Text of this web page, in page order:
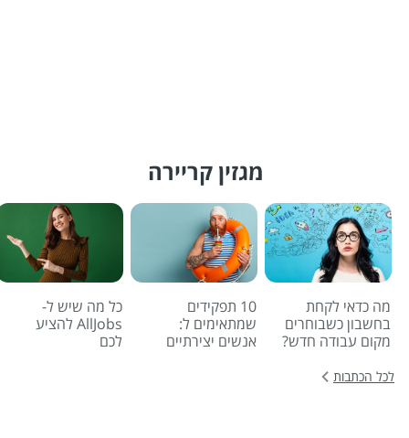
מגזין קריירה
מה כדאי לקחת
בחשבון כשבוחרים
מקום עבודה חדש?
10 תפקידים
שמתאימים ל:
אנשים יצירתיים
כל מה שיש ל-
AllJobs להציע
לכם
לכל הכתבות